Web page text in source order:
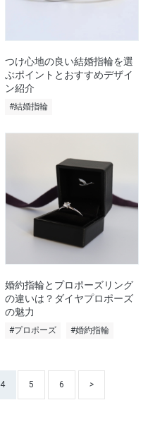
つけ心地の良い結婚指輪を選
ぶポイントとおすすめデザイ
ン紹介
#結婚指輪
婚約指輪とプロポーズリング
の違いは？ダイヤプロポーズ
の魅力
#プロポーズ #婚約指輪
4 5 6 >